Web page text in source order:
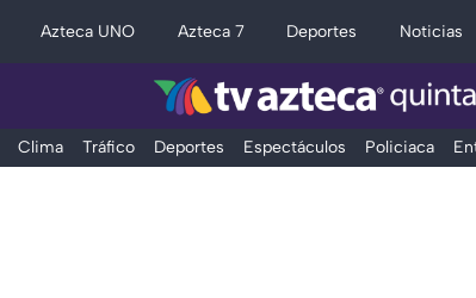
Azteca UNO Azteca 7 Deportes Noticias
Clima Tráfico Deportes Espectáculos Policiaca